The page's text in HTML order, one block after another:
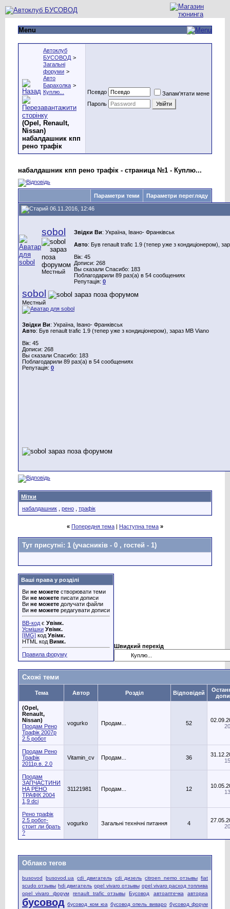
Menu
Автоклуб
БУСОВОД >
Загальні
форуми >
Авто
Барахолка >
Куплю...
(Opel, Renault,
Nissan)
набалдашник кпп
рено трафік
Псевдо
Запам'ятати мене
Пароль
набалдашник кпп рено трафік - страница №1 - Куплю...
Параметри теми Параметри перегляду
06.11.2016, 12:46
sobol
Местный
Звідки Ви: Україна, Івано- Франківськ
Авто: Був renault trafic 1.9 (тепер уже з кондиціонером),
Вік: 45
Дописи: 268
Вы сказали Спасибо: 183
Поблагодарили 89 раз(а) в 54 сообщениях
Репутація: 0
sobol
Местный
Звідки Ви: Україна, Івано- Франківськ
Авто: Був renault trafic 1.9 (тепер уже з кондиціонером), зараз MB Viano
Вік: 45
Дописи: 268
Вы сказали Спасибо: 183
Поблагодарили 89 раз(а) в 54 сообщениях
Репутація: 0
Мітки
набалдашник
рено трафік
« Попередня тема | Наступна тема »
Тут присутні: 1 (учасників - 0 , гостей - 1)
Ваші права у розділі
Ви не можете створювати теми
Ви не можете писати дописи
Ви не можете долучати файли
Ви не можете редагувати дописи
BB-код є Увімк.
Усмішки Увімк.
[IMG] код Увімк.
HTML код Вимк.
Правила форуму
Швидкий перехід
Схожі теми
Тема Автор Розділ Відповідей
(Opel,
Renault,
Nissan)
Продам Рено
Трафік 2007р
2.5 робот
vogurko Продам... 52
Продам Рено
Трафік
2011р.в. 2.0
Vitamin_cv Продам... 36
Продам
ЗАПЧАСТИНИ
НА РЕНО
ТРАФІК 2004
1,9 dci
31121981 Продам... 12
Рено трафік
2.5 робот-
стоит ли брать
?
vogurko Загальні технічні питання 4
Облако тегов
busovod busovod.ua cdi двигатель cdi дизель citroen nemo отзывы fiat
scudo отзывы hdi двигатель opel vivaro отзывы opel vivaro расход топлива
opel vivaro форум
renault trafic отзывы Бусовод автоаптечка авториа
бусовод бусовод ком юа бусовод опель виваро бусовод форум